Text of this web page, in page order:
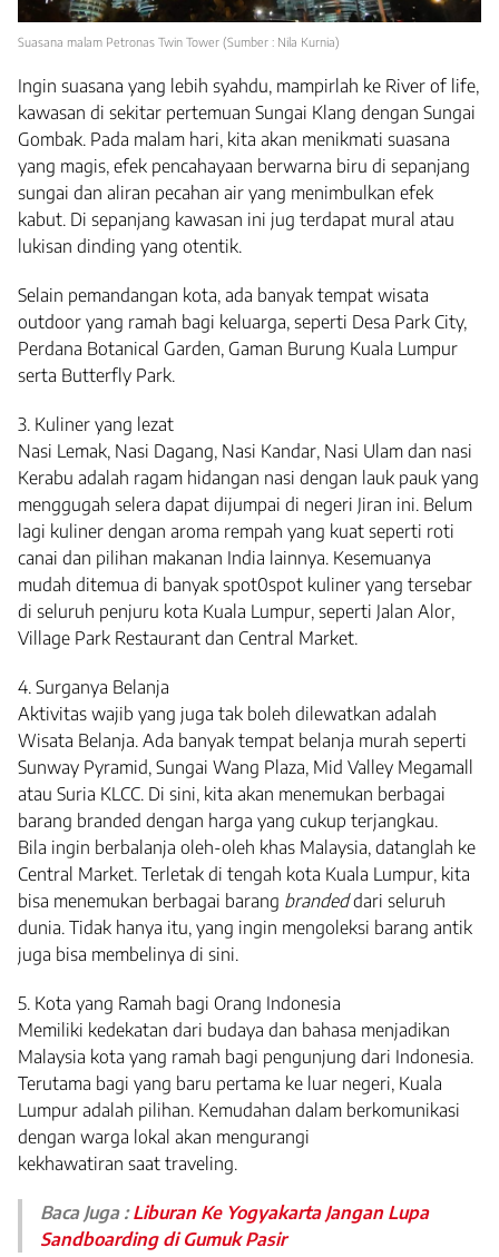
Suasana malam Petronas Twin Tower (Sumber : Nila Kurnia)
Ingin suasana yang lebih syahdu, mampirlah ke River of life,
kawasan di sekitar pertemuan Sungai Klang dengan Sungai
Gombak. Pada malam hari, kita akan menikmati suasana
yang magis, efek pencahayaan berwarna biru di sepanjang
sungai dan aliran pecahan air yang menimbulkan efek
kabut. Di sepanjang kawasan ini jug terdapat mural atau
lukisan dinding yang otentik.
Selain pemandangan kota, ada banyak tempat wisata
outdoor yang ramah bagi keluarga, seperti Desa Park City,
Perdana Botanical Garden, Gaman Burung Kuala Lumpur
serta Butterfly Park.
3. Kuliner yang lezat
Nasi Lemak, Nasi Dagang, Nasi Kandar, Nasi Ulam dan nasi
Kerabu adalah ragam hidangan nasi dengan lauk pauk yang
menggugah selera dapat dijumpai di negeri Jiran ini. Belum
lagi kuliner dengan aroma rempah yang kuat seperti roti
canai dan pilihan makanan India lainnya. Kesemuanya
mudah ditemua di banyak spot0spot kuliner yang tersebar
di seluruh penjuru kota Kuala Lumpur, seperti Jalan Alor,
Village Park Restaurant dan Central Market.
4. Surganya Belanja
Aktivitas wajib yang juga tak boleh dilewatkan adalah
Wisata Belanja. Ada banyak tempat belanja murah seperti
Sunway Pyramid, Sungai Wang Plaza, Mid Valley Megamall
atau Suria KLCC. Di sini, kita akan menemukan berbagai
barang branded dengan harga yang cukup terjangkau.
Bila ingin berbalanja oleh-oleh khas Malaysia, datanglah ke
Central Market. Terletak di tengah kota Kuala Lumpur, kita
bisa menemukan berbagai barang brandeddari seluruh
dunia. Tidak hanya itu, yang ingin mengoleksi barang antik
juga bisa membelinya di sini.
5. Kota yang Ramah bagi Orang Indonesia
Memiliki kedekatan dari budaya dan bahasa menjadikan
Malaysia kota yang ramah bagi pengunjung dari Indonesia.
Terutama bagi yang baru pertama ke luar negeri, Kuala
Lumpur adalah pilihan. Kemudahan dalam berkomunikasi
dengan warga lokal akan mengurangi
kekhawatiran saat traveling.
Baca Juga :Liburan Ke Yogyakarta Jangan Lupa
Sandboarding di Gumuk Pasir